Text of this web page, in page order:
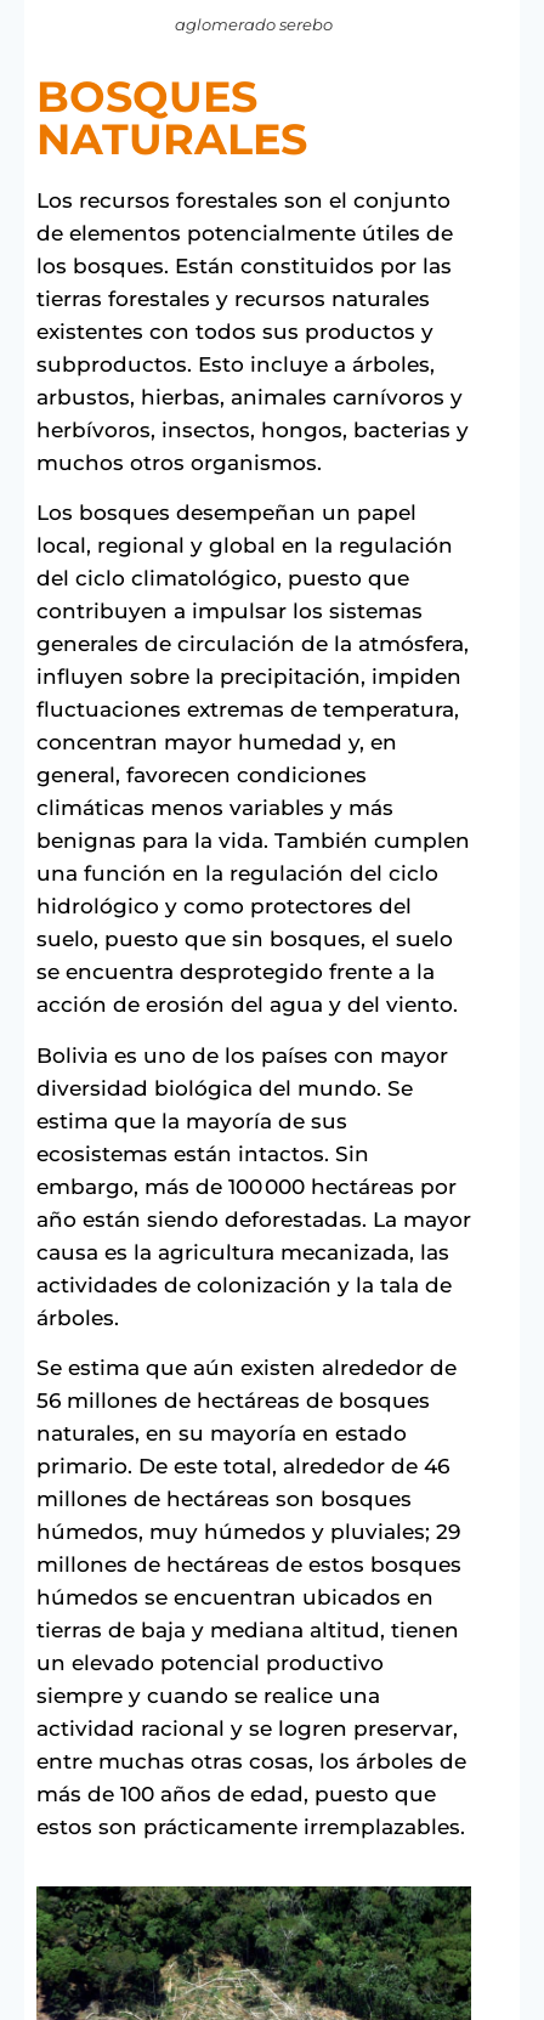
aglomerado serebo
BOSQUES
NATURALES
Los recursos forestales son el conjunto
de elementos potencialmente útiles de
los bosques. Están constituidos por las
tierras forestales y recursos naturales
existentes con todos sus productos y
subproductos. Esto incluye a árboles,
arbustos, hierbas, animales carnívoros y
herbívoros, insectos, hongos, bacterias y
muchos otros organismos.
Los bosques desempeñan un papel
local, regional y global en la regulación
del ciclo climatológico, puesto que
contribuyen a impulsar los sistemas
generales de circulación de la atmósfera,
influyen sobre la precipitación, impiden
fluctuaciones extremas de temperatura,
concentran mayor humedad y, en
general, favorecen condiciones
climáticas menos variables y más
benignas para la vida. También cumplen
una función en la regulación del ciclo
hidrológico y como protectores del
suelo, puesto que sin bosques, el suelo
se encuentra desprotegido frente a la
acción de erosión del agua y del viento.
Bolivia es uno de los países con mayor
diversidad biológica del mundo. Se
estima que la mayoría de sus
ecosistemas están intactos. Sin
embargo, más de 100 000 hectáreas por
año están siendo deforestadas. La mayor
causa es la agricultura mecanizada, las
actividades de colonización y la tala de
árboles.
Se estima que aún existen alrededor de
56 millones de hectáreas de bosques
naturales, en su mayoría en estado
primario. De este total, alrededor de 46
millones de hectáreas son bosques
húmedos, muy húmedos y pluviales; 29
millones de hectáreas de estos bosques
húmedos se encuentran ubicados en
tierras de baja y mediana altitud, tienen
un elevado potencial productivo
siempre y cuando se realice una
actividad racional y se logren preservar,
entre muchas otras cosas, los árboles de
más de 100 años de edad, puesto que
estos son prácticamente irremplazables.